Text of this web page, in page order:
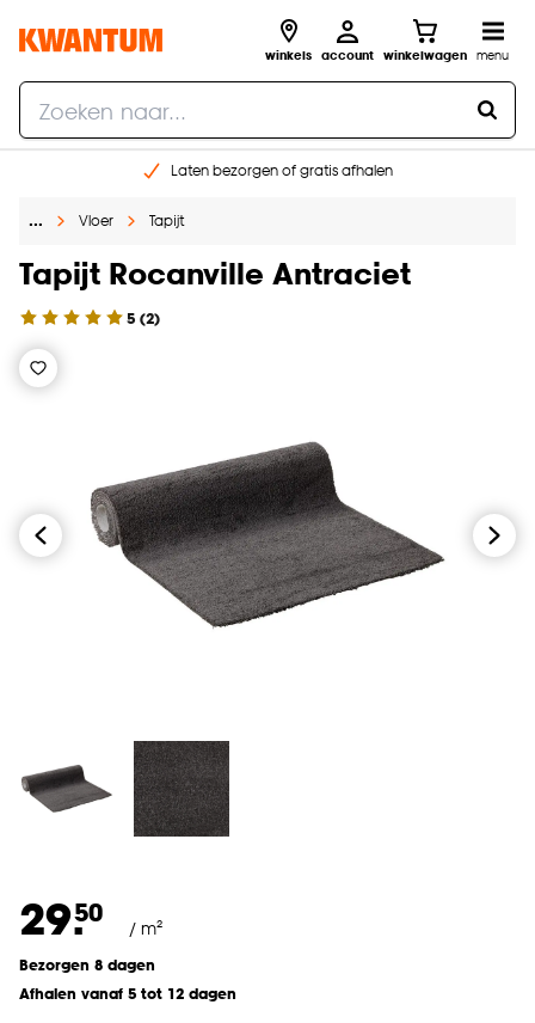
winkels account winkelwagen menu
Laten bezorgen of gratis afhalen
Gratis raam advies en opmeten aan huis
… Vloer Tapijt
Tapijt Rocanville Antraciet
5 (2)
29.50
/ m²
Bezorgen 8 dagen
Afhalen vanaf 5 tot 12 dagen